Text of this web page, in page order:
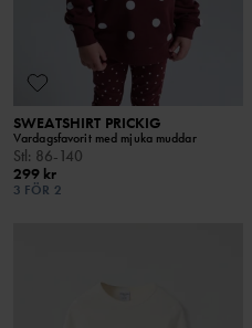
SWEATSHIRT PRICKIG
Vardagsfavorit med mjuka muddar
Stl: 86-140
299 kr
3 FÖR 2